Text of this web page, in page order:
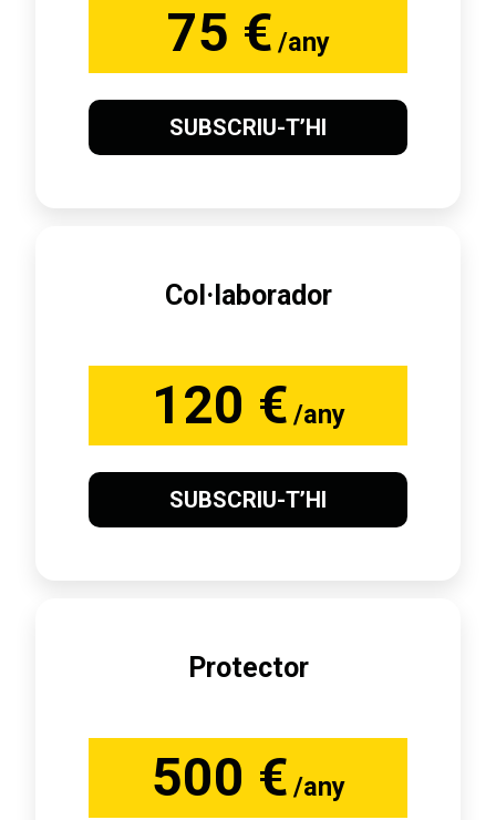
75 € /any
SUBSCRIU-T’HI
Col·laborador
120 € /any
SUBSCRIU-T’HI
Protector
500 € /any